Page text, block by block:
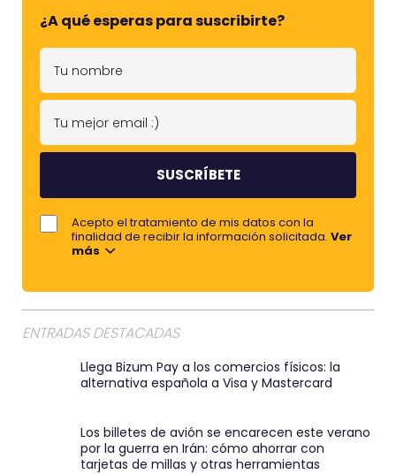
¿A qué esperas para suscribirte?
T
n
m
r
e
T
m
o
a
Acepto el tratamiento de mis datos con la
finalidad de recibir la información solicitada. Ver
más
ENTRADAS DESTACADAS
Llega Bizum Pay a los comercios físicos: la
alternativa española a Visa y Mastercard
Los billetes de avión se encarecen este verano
por la guerra en Irán: cómo ahorrar con
tarjetas de millas y otras herramientas